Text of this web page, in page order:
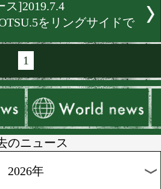
報]2019.8.3
尚弥のファイトマネー
報]2019.8.2
ジム築いた三迫仁志名
死去
]2019.7.28
行雄氏が死去